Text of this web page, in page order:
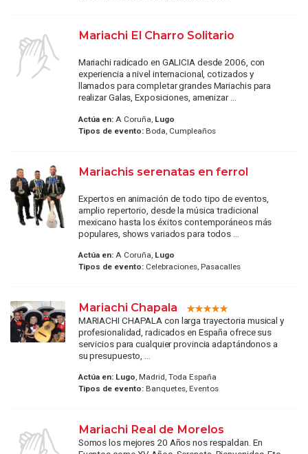
Mariachi El Charro Solitario
Mariachi radicado en GALICIA desde 2006, con
experiencia a nivel internacional, cotizados y
llamados para completar grandes Mariachis para
realizar Galas, Exposiciones, amenizar ...
Actúa en:A Coruña, Lugo
Tipos de evento:Boda, Cumpleaños
Mariachis serenatas en ferrol
Expertos en animación de todo tipo de eventos,
amplio repertorio, desde la música tradicional
mexicano hasta los éxitos contemporáneos más
populares, shows variados para todos ...
Actúa en:A Coruña, Lugo
Tipos de evento:Celebraciones, Pasacalles
Mariachi Chapala
MARIACHI CHAPALA con larga trayectoria musical y
profesionalidad, radicados en España ofrece sus
servicios para cualquier provincia adaptándonos a
su presupuesto, ...
Actúa en: Lugo, Madrid, Toda España
Tipos de evento:Banquetes, Eventos
Mariachi Real de Morelos
Somos los mejores 20 Años nos respaldan. En